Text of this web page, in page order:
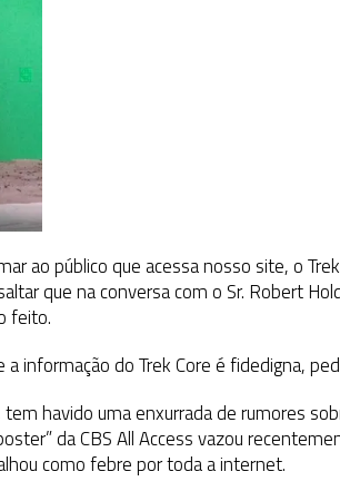
ao público que acessa nosso site, o
que na conversa com o Sr. Robert
feito.
a informação do Trek Core é fidedigna,
havido uma enxurrada de rumores
da CBS All Access vazou
como febre por toda a internet.